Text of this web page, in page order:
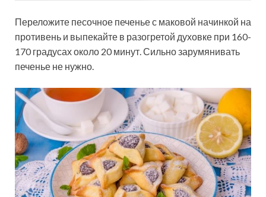
Переложите песочное печенье с маковой начинкой на
противень и выпекайте в разогретой духовке при 160-
170 градусах около 20 минут. Сильно зарумянивать
печенье не нужно.